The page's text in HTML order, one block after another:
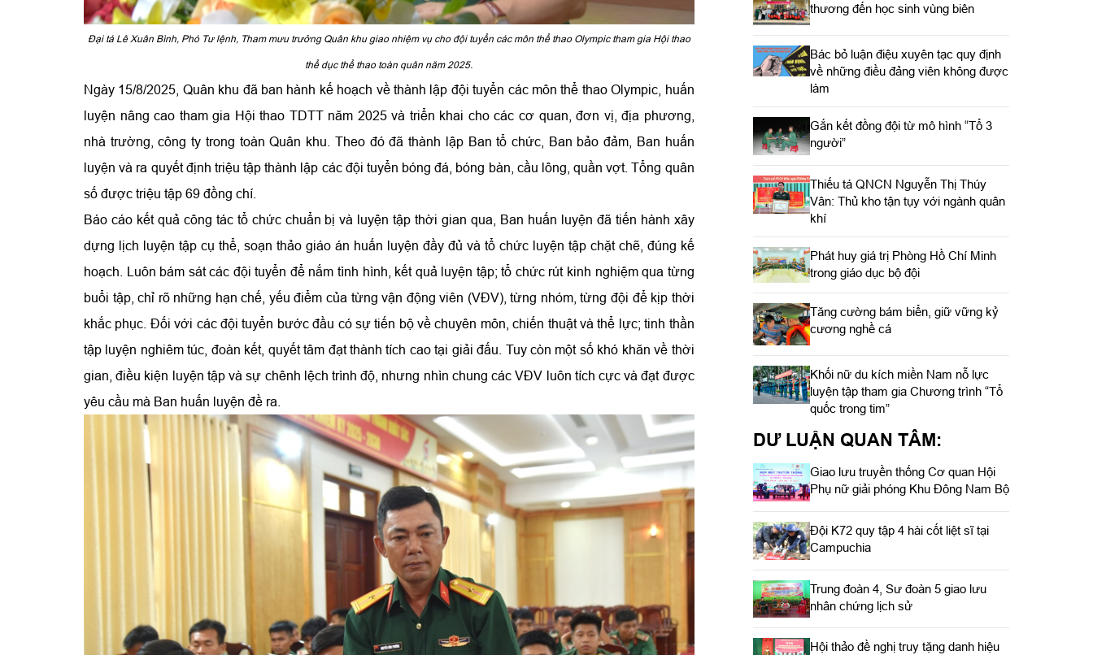
Đại tá Lê Xuân Bình, Phó Tư lệnh, Tham mưu trưởng Quân khu giao nhiệm vụ cho đội tuyển các môn thể thao Olympic tham gia Hội thao
thể dục thể thao toàn quân năm 2025.
Ngày 15/8/2025, Quân khu đã ban hành kế hoạch về thành lập đội tuyển các môn thể thao Olympic, huấn
luyện nâng cao tham gia Hội thao TDTT năm 2025 và triển khai cho các cơ quan, đơn vị, địa phương,
nhà trường, công ty trong toàn Quân khu. Theo đó đã thành lập Ban tổ chức, Ban bảo đảm, Ban huấn
luyện và ra quyết định triệu tập thành lập các đội tuyển bóng đá, bóng bàn, cầu lông, quần vợt. Tổng quân
số được triệu tập 69 đồng chí.
Báo cáo kết quả công tác tổ chức chuẩn bị và luyện tập thời gian qua, Ban huấn luyện đã tiến hành xây
dựng lịch luyện tập cụ thể, soạn thảo giáo án huấn luyện đầy đủ và tổ chức luyện tập chặt chẽ, đúng kế
hoạch. Luôn bám sát các đội tuyển để nắm tình hình, kết quả luyện tập; tổ chức rút kinh nghiệm qua từng
buổi tập, chỉ rõ những hạn chế, yếu điểm của từng vận động viên (VĐV), từng nhóm, từng đội để kịp thời
khắc phục. Đối với các đội tuyển bước đầu có sự tiến bộ về chuyên môn, chiến thuật và thể lực; tinh thần
tập luyện nghiêm túc, đoàn kết, quyết tâm đạt thành tích cao tại giải đấu. Tuy còn một số khó khăn về thời
gian, điều kiện luyện tập và sự chênh lệch trình độ, nhưng nhìn chung các VĐV luôn tích cực và đạt được
yêu cầu mà Ban huấn luyện đề ra.
thương đến học sinh vùng biên
Bác bỏ luận điệu xuyên tạc quy định
về những điều đảng viên không được
làm
Gắn kết đồng đội từ mô hình “Tổ 3
người”
Thiếu tá QNCN Nguyễn Thị Thúy
Vân: Thủ kho tận tụy với ngành quân
khí
Phát huy giá trị Phòng Hồ Chí Minh
trong giáo dục bộ đội
Tăng cường bám biển, giữ vững kỷ
cương nghề cá
Khối nữ du kích miền Nam nỗ lực
luyện tập tham gia Chương trình “Tổ
quốc trong tim”
DƯ LUẬN QUAN TÂM:
Giao lưu truyền thống Cơ quan Hội
Phụ nữ giải phóng Khu Đông Nam Bộ
Đội K72 quy tập 4 hài cốt liệt sĩ tại
Campuchia
Trung đoàn 4, Sư đoàn 5 giao lưu
nhân chứng lịch sử
Hội thảo đề nghị truy tặng danh hiệu